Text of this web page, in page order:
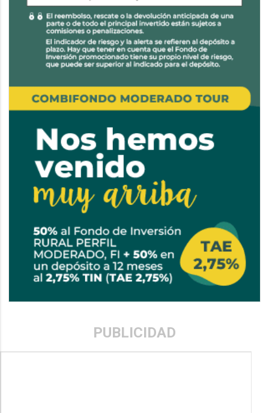
PUBLICIDAD